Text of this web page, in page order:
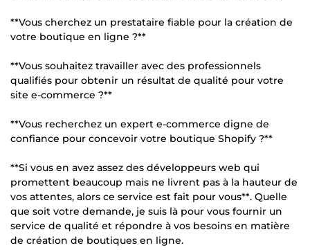
**Vous cherchez un prestataire fiable pour la création de
votre boutique en ligne ?**
**Vous souhaitez travailler avec des professionnels
qualifiés pour obtenir un résultat de qualité pour votre
site e-commerce ?**
**Vous recherchez un expert e-commerce digne de
confiance pour concevoir votre boutique Shopify ?**
**Si vous en avez assez des développeurs web qui
promettent beaucoup mais ne livrent pas à la hauteur de
vos attentes, alors ce service est fait pour vous**. Quelle
que soit votre demande, je suis là pour vous fournir un
service de qualité et répondre à vos besoins en matière
de création de boutiques en ligne.